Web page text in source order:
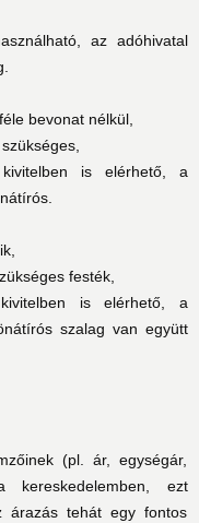
az adóhivatal
bevonat nélkül,
is elérhető, a
festék,
is elérhető, a
szalag van együtt
(pl. ár, egységár,
ezt
árazás tehát egy fontos